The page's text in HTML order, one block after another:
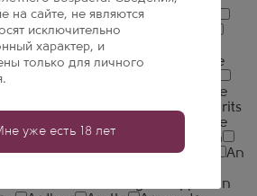
завод
Национал Алко
ООО ССБ
Первомайский
Завод
Сиббиттер
Тираспольский ВКЗ
Усовские
A. H. Riise
Distillery Aceo
ADS Spirits
Aizu Homare
Akashi Sake
Albert Bichot
Alistair Duncan
Latvijas Balzams AS Ambrosia
An
Appleton
на сайте, не являются
исключительно
характер, и
только для личного
уже есть 18 лет